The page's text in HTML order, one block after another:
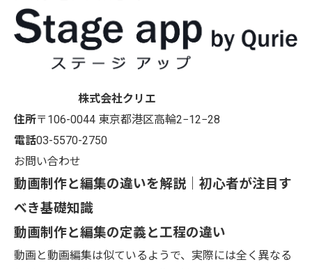
株式会社クリエ
住所〒106-0044 東京都港区高輪2−12−28
電話03-5570-2750
お問い合わせ
動画制作と編集の違いを解説｜初心者が注目す
べき基礎知識
動画制作と編集の定義と工程の違い
動画と動画編集は似ているようで、実際には全く異なる